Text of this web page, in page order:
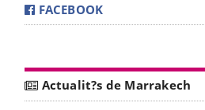
FACEBOOK
Actualit?s de Marrakech